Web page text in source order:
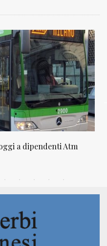
IN BREVE 20/01